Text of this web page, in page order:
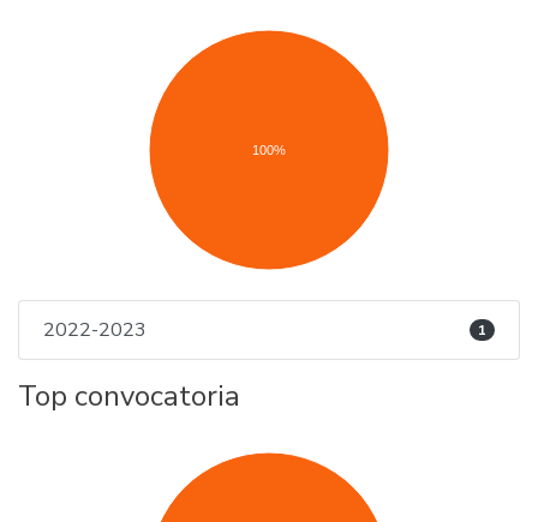
100%
2022-2023 1
Top convocatoria